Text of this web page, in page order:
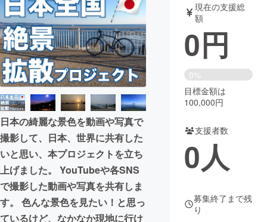
テクノロジー・ガジェット
映像・映画 書籍・雑誌
ビジネス・起業 チャレンジ
まちづくり・地域活性化
CAMPFIRE for Social Good
CAMPFIRE Creation
CAMPFIREふるさと納税machi-ya コミュニティ
日本の綺麗な景色を動画や写真で
撮影して、日本、世界に共有した
いと思い、本プロジェクトを立ち
上げました。 YouTubeや各SNS
で撮影した動画や写真を共有しま
す。 色んな景色を見たい！と思っ
ているけど、なかなか現地に行け
現在の支援総
額
0円
0%
目標金額は
100,000円
支援者数
0人
募集終了まで残
り